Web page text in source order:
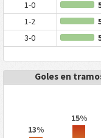
1-0
1-2
3-0
Goles en
13%
15%